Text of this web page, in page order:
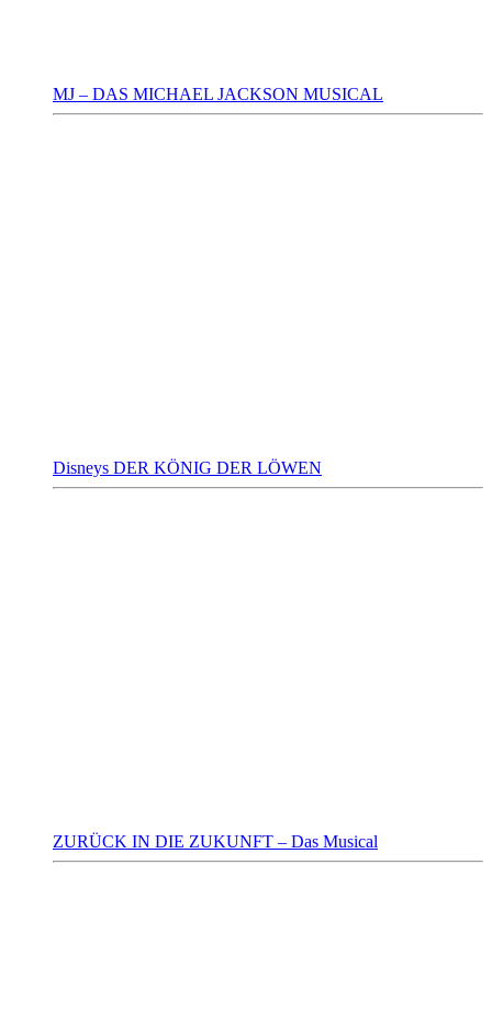
MJ – DAS MICHAEL JACKSON MUSICAL
Disneys DER KÖNIG DER LÖWEN
ZURÜCK IN DIE ZUKUNFT – Das Musical